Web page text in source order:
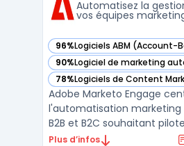
Automatisez la
vos équipes
96%Logiciels ABM (Account-
— voir Adobe Marketo Engage
90%Logiciel de marketing
— voir Adobe Marketo Engage
78%Logiciels de Content
— voir Adobe Marketo Engage
Adobe Marketo Engage
l'automatisation marketing
B2B et B2C souhaitant
des clients depuis une
Plus d’infos